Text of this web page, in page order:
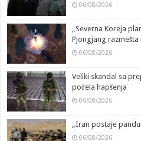
06/08/2026
„Severna Koreja
Pjongjang
06/08/2026
Veliki skandal sa
počela hapšenja
06/08/2026
„Iran postaje
06/08/2026